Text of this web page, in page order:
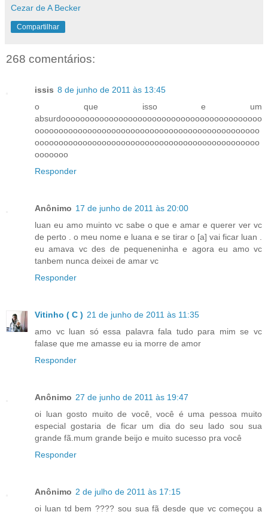
Cezar de A Becker
Compartilhar
268 comentários:
issis 8 de junho de 2011 às 13:45
o que isso e um
absurdoooooooooooooooooooooooooooooooooooooooooo
ooooooooooooooooooooooooooooooooooooooooooooooo
ooooooooooooooooooooooooooooooooooooooooooooooo
ooooooo
Responder
Anônimo 17 de junho de 2011 às 20:00
luan eu amo muinto vc sabe o que e amar e querer ver vc
de perto . o meu nome e luana e se tirar o [a] vai ficar luan .
eu amava vc des de pequeneninha e agora eu amo vc
tanbem nunca deixei de amar vc
Responder
Vitinho ( C ) 21 de junho de 2011 às 11:35
amo vc luan só essa palavra fala tudo para mim se vc
falase que me amasse eu ia morre de amor
Responder
Anônimo 27 de junho de 2011 às 19:47
oi luan gosto muito de você, você é uma pessoa muito
especial gostaria de ficar um dia do seu lado sou sua
grande fã.mum grande beijo e muito sucesso pra você
Responder
Anônimo 2 de julho de 2011 às 17:15
oi luan td bem ???? sou sua fã desde que vc começou a